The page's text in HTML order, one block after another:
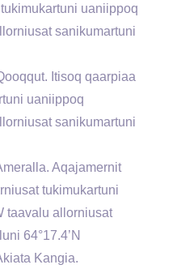
uaniippoq
sanikumartuni
Itisoq qaarpiaa
uaniippoq
sanikumartuni
Aqajamernit
tukimukartuni
taavalu allorniusat
64°17.4’N
Kangia.